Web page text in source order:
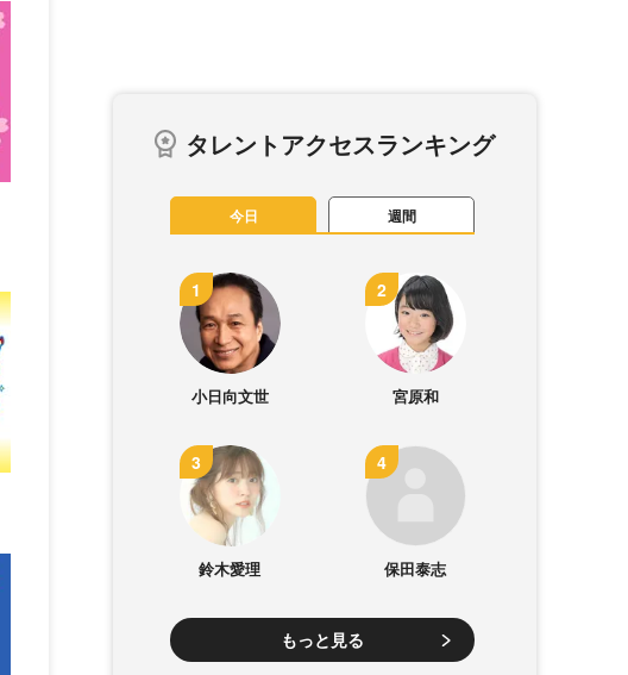
タレントアクセスランキング
今日 週間
小日向文世 宮原和
鈴木愛理 保田泰志
もっと見る